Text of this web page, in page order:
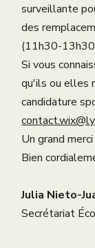
surveillante
des
(11h30-
Si vous
qu'ils ou elles
candidature
Un grand
Bien
Julia Nieto-
Secrétariat